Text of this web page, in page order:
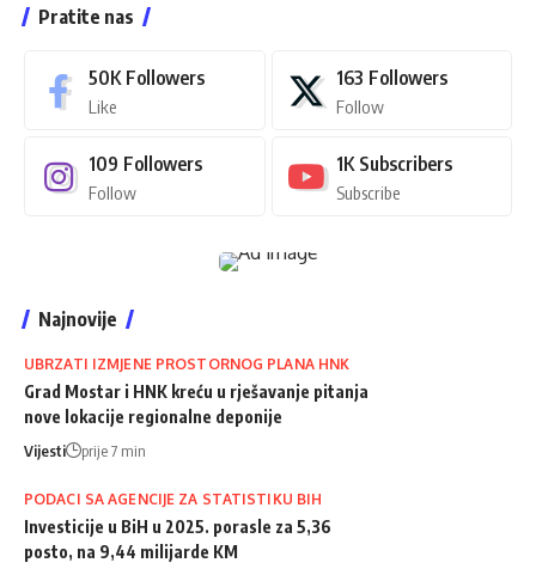
Pratite nas
50K Followers
Like
163 Followers
Follow
109 Followers
Follow
1K Subscribers
Subscribe
Najnovije
UBRZATI IZMJENE PROSTORNOG PLANA HNK
Grad Mostar i HNK kreću u rješavanje pitanja
nove lokacije regionalne deponije
Vijesti prije 7 min
PODACI SA AGENCIJE ZA STATISTIKU BIH
Investicije u BiH u 2025. porasle za 5,36
posto, na 9,44 milijarde KM